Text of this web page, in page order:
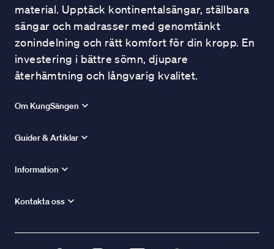
material. Upptäck kontinentalsängar, ställbara
sängar och madrasser med genomtänkt
zonindelning och rätt komfort för din kropp. En
investering i bättre sömn, djupare
återhämtning och långvarig kvalitet.
Om KungSängen
Guider & Artiklar
Information
Kontakta oss